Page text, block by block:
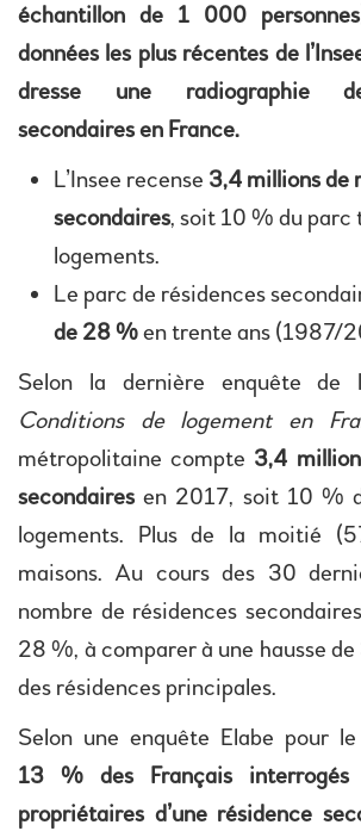
échantillon de 1 000
données les plus récentes de
dresse une radiographie
secondaires en France.
L’Insee recense 3,4 millions de
secondaires, soit 10 % du parc
logements.
Le parc de résidences
de 28 %en trente ans (1987/
Selon la dernière enquête de
Conditions de logement en
métropolitaine compte 3,4
secondaires en 2017, soit 10 %
logements. Plus de la moitié
maisons. Au cours des 30
nombre de résidences
28 %, à comparer à une hausse
des résidences principales.
Selon une enquête Elabe pour
13 % des Français interrogés
propriétaires d’une résidence